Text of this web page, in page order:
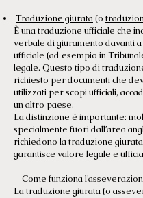
Traduzione giurata(o
È una traduzione ufficiale che
verbale di giuramento davanti a
ufficiale (ad esempio in
legale. Questo tipo di
richiesto per documenti che
utilizzati per scopi ufficiali,
un altro paese.
La distinzione è importante:
specialmente fuori dall’area
richiedono la traduzione
garantisce valore legale e
Come funziona
La traduzione giurata (o